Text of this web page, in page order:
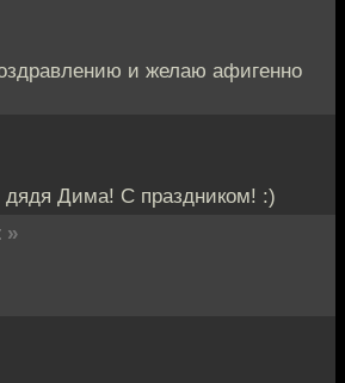
и желаю афигенно
дядя Дима! С праздником! :)
»